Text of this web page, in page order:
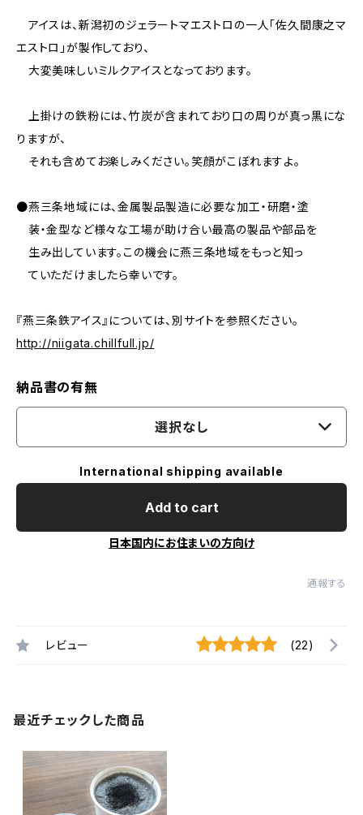
アイスは、新潟初のジェラートマエストロの一人「佐久間康之マ
エストロ」が製作しており、
大変美味しいミルクアイスとなっております。
上掛けの鉄粉には、竹炭が含まれており口の周りが真っ黒にな
りますが、
それも含めてお楽しみください。笑顔がこぼれますよ。
●燕三条地域には、金属製品製造に必要な加工・研磨・塗
装・金型など様々な工場が助け合い最高の製品や部品を
生み出しています。この機会に燕三条地域をもっと知っ
ていただけましたら幸いです。
『燕三条鉄アイス』については、別サイトを参照ください。
http://niigata.chillfull.jp/
納品書の有無
選択なし
International shipping available
Add to cart
日本国内にお住まいの方向け
通報する
レビュー (22)
最近チェックした商品